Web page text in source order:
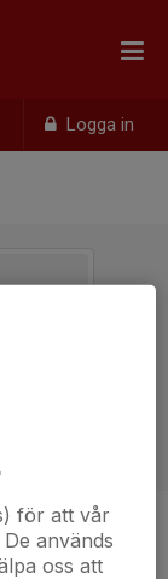
Logga in
för att vår
används
oss att